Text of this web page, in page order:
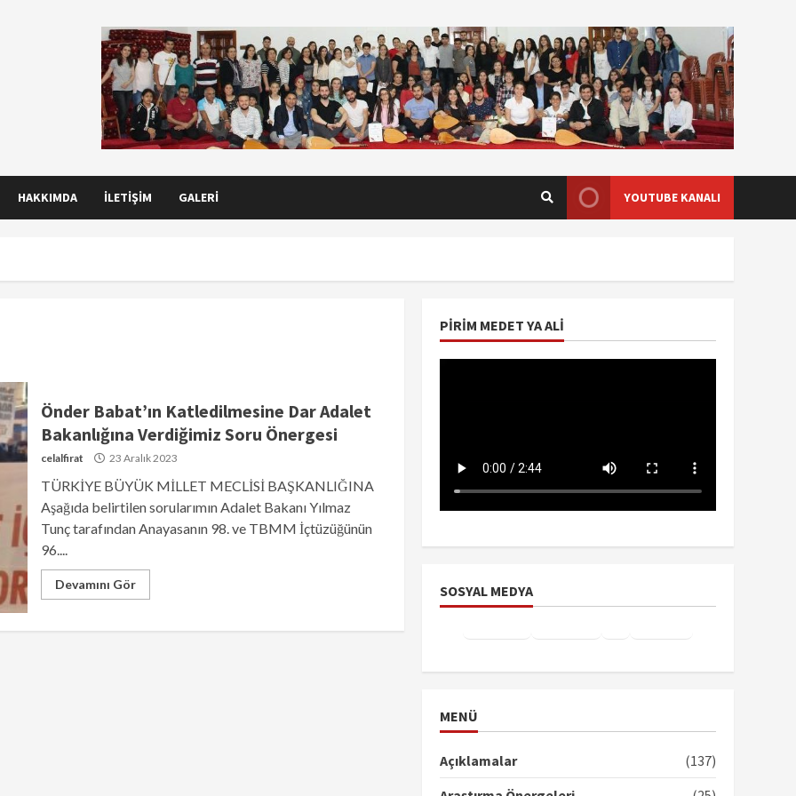
HAKKIMDA İLETIŞIM GALERI YOUTUBE KANALI
Önder Babat’ın Katledilmesine Dar Adalet
Bakanlığına Verdiğimiz Soru Önergesi
celalfirat 23 Aralık 2023
TÜRKİYE BÜYÜK MİLLET MECLİSİ BAŞKANLIĞINA
Aşağıda belirtilen sorularımın Adalet Bakanı Yılmaz
Tunç tarafından Anayasanın 98. ve TBMM İçtüzüğünün
96....
Devamını Gör
PIRIM MEDET YA ALI
SOSYAL MEDYA
MENÜ
Açıklamalar
(137)